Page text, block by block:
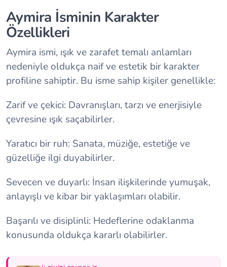
Aymira İsminin Karakter
Özellikleri
Aymira ismi, ışık ve zarafet temalı anlamları
nedeniyle oldukça naif ve estetik bir karakter
profiline sahiptir. Bu isme sahip kişiler genellikle:
Zarif ve çekici: Davranışları, tarzı ve enerjisiyle
çevresine ışık saçabilirler.
Yaratıcı bir ruh: Sanata, müziğe, estetiğe ve
güzelliğe ilgi duyabilirler.
Sevecen ve duyarlı: İnsan ilişkilerinde yumuşak,
anlayışlı ve kibar bir yaklaşımları olabilir.
Başarılı ve disiplinli: Hedeflerine odaklanma
konusunda oldukça kararlı olabilirler.